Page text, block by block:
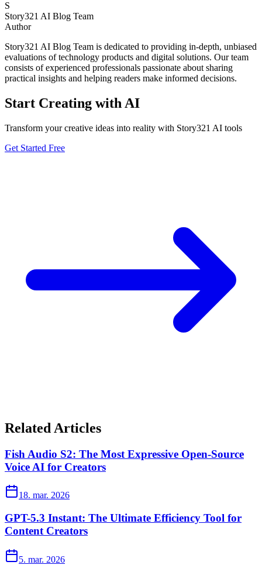
S
Story321 AI Blog Team
Author
Story321 AI Blog Team is dedicated to providing in-depth, unbiased
evaluations of technology products and digital solutions. Our team
consists of experienced professionals passionate about sharing
practical insights and helping readers make informed decisions.
Start Creating with AI
Transform your creative ideas into reality with Story321 AI tools
Get Started Free
Related Articles
Fish Audio S2: The Most Expressive Open-Source
Voice AI for Creators
18. mar. 2026
GPT-5.3 Instant: The Ultimate Efficiency Tool for
Content Creators
5. mar. 2026